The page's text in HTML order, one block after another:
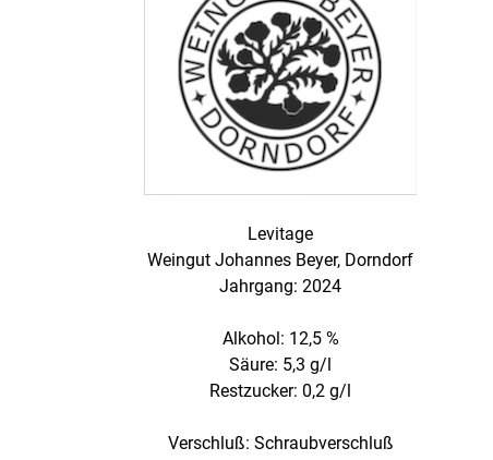
Levitage
Weingut Johannes Beyer, Dorndorf
Jahrgang: 2024
Alkohol: 12,5 %
Säure: 5,3 g/l
Restzucker: 0,2 g/l
Verschluß: Schraubverschluß